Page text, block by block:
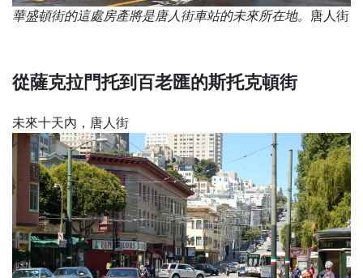
華盛頓街的這處房產將是唐人街車站的未來所在地。 唐人街
從薩克拉門托到百老匯的斯托克頓街
未來十天內，唐人街